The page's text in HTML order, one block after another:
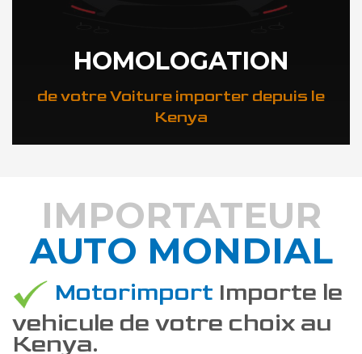
HOMOLOGATION
de votre Voiture importer depuis le
Kenya
DÉCOUVREZ COMMENT
IMPORTATEUR
AUTO MONDIAL
Motorimport Importe le
vehicule de votre choix au
Kenya.